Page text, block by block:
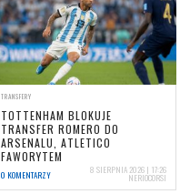
TRANSFERY
TOTTENHAM BLOKUJE
TRANSFER ROMERO DO
ARSENALU, ATLETICO
FAWORYTEM
0 KOMENTARZY 8 SIERPNIA 2026 | 17:26
NERIOCORSI